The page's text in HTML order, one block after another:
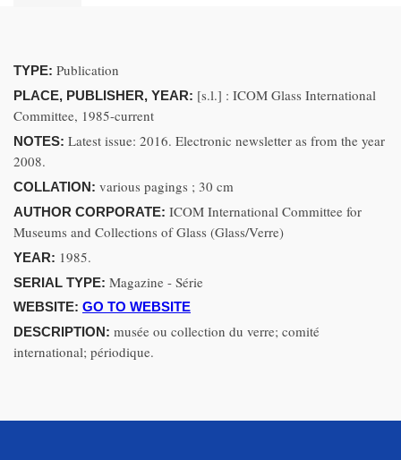
TYPE: Publication
PLACE, PUBLISHER, YEAR: [s.l.] : ICOM Glass International
Committee, 1985-current
NOTES: Latest issue: 2016. Electronic newsletter as from the year
2008.
COLLATION: various pagings ; 30 cm
AUTHOR CORPORATE: ICOM International Committee for
Museums and Collections of Glass (Glass/Verre)
YEAR: 1985.
SERIAL TYPE: Magazine - Série
WEBSITE: GO TO WEBSITE
DESCRIPTION: musée ou collection du verre; comité
international; périodique.